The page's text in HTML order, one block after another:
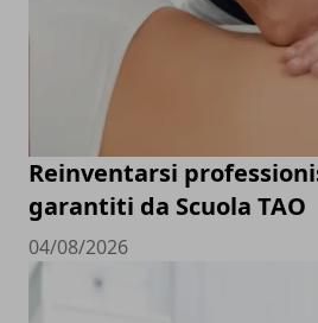
Reinventarsi
garantiti da Scuola TAO
04/08/2026